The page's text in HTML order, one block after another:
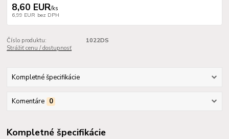
8,60 EUR/ks
6,99 EUR bez DPH
Číslo produktu:
1022DS
Strážiť cenu / dostupnosť
Kompletné špecifikácie
Komentáre 0
Kompletné špecifikácie